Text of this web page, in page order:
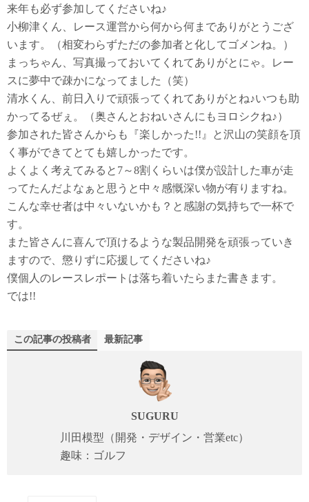
来年も必ず参加してくださいね♪
小柳津くん、レース運営から何から何までありがとうござ
います。（相変わらずただの参加者と化してゴメンね。）
まっちゃん、写真撮っておいてくれてありがとにゃ。レー
スに夢中で疎かになってました（笑）
清水くん、前日入りで頑張ってくれてありがとね♪いつも助
かってるぜぇ。（奥さんとおねいさんにもヨロシクね♪）
参加された皆さんからも『楽しかった!!』と沢山の笑顔を頂
く事ができてとても嬉しかったです。
よくよく考えてみると7～8割くらいは僕が設計した車が走
ってたんだよなぁと思うと中々感慨深い物が有りますね。
こんな幸せ者は中々いないかも？と感謝の気持ちで一杯で
す。
また皆さんに喜んで頂けるような製品開発を頑張っていき
ますので、懲りずに応援してくださいね♪
僕個人のレースレポートは落ち着いたらまた書きます。
では!!
この記事の投稿者 最新記事
SUGURU
川田模型（開発・デザイン・営業etc）
趣味：ゴルフ